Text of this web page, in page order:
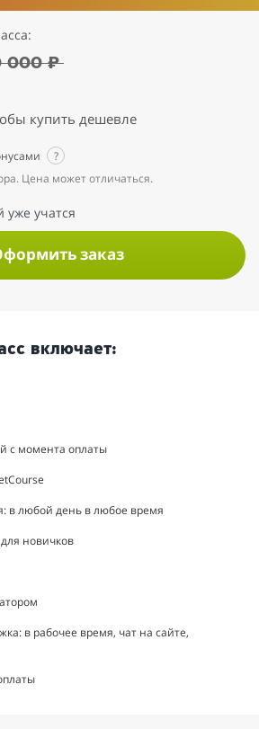
000 ₽
купить дешевле
?
Цена может отличаться.
уже учатся
заказ
включает:
с момента оплаты
в любой день в любое время
новичков
в рабочее время, чат на сайте,